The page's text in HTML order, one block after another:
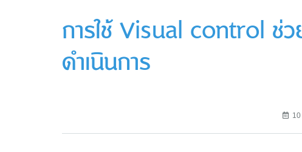
การใช้ Visual control ช่
ดำเนินการ